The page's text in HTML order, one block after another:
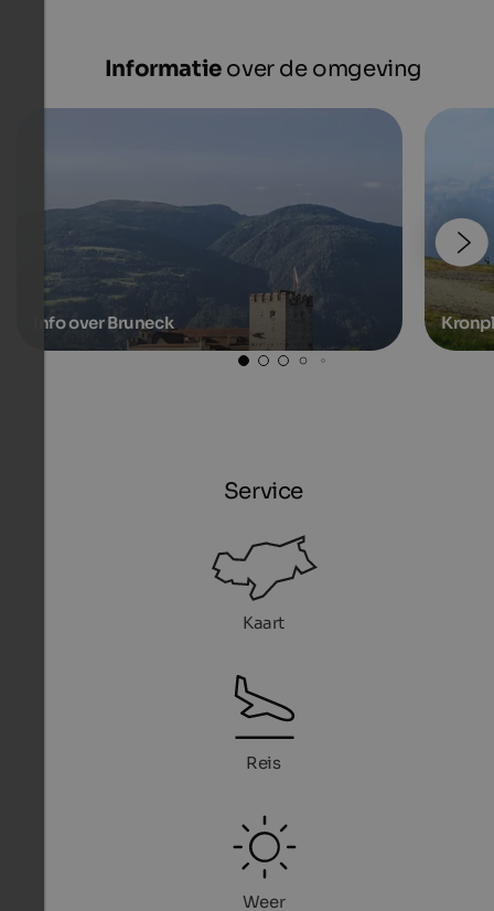
Informatieover de omgeving
Info over Bruneck
Service
Kaart
Reis
Weer